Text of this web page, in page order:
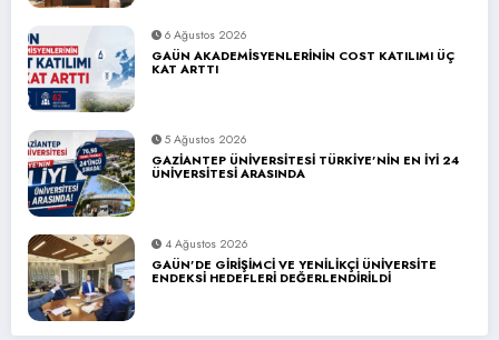
6 Ağustos 2026
GAÜN AKADEMİSYENLERİNİN COST KATILIMI ÜÇ
KAT ARTTI
5 Ağustos 2026
GAZİANTEP ÜNİVERSİTESİ TÜRKİYE’NİN EN İYİ 24
ÜNİVERSİTESİ ARASINDA
4 Ağustos 2026
GAÜN’DE GİRİŞİMCİ VE YENİLİKÇİ ÜNİVERSİTE
ENDEKSİ HEDEFLERİ DEĞERLENDİRİLDİ